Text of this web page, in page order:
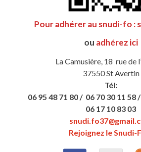
Pour adhérer au snudi-fo :
ou adhérez ici
La Camusière, 18 rue de
37550 St Avertin
Tél:
06 95 48 71 80 / 06 70 30 11 58 /
06 17 10 83 03
Rejoignez le Snudi-